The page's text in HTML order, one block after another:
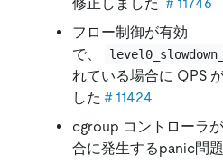
フロー制御が有効
で、
れている場合に QPS
した ＃11424
cgroup コントローラ
合に発生するpanic問